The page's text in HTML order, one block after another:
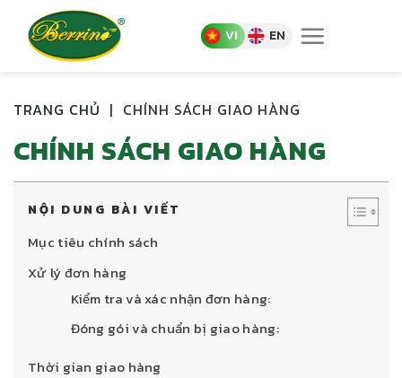
content
VI EN
TRANG CHỦ | CHÍNH SÁCH GIAO HÀNG
CHÍNH SÁCH GIAO HÀNG
NỘI DUNG BÀI VIẾT
Mục tiêu chính sách
Xử lý đơn hàng
Kiểm tra và xác nhận đơn hàng:
Đóng gói và chuẩn bị giao hàng:
Thời gian giao hàng